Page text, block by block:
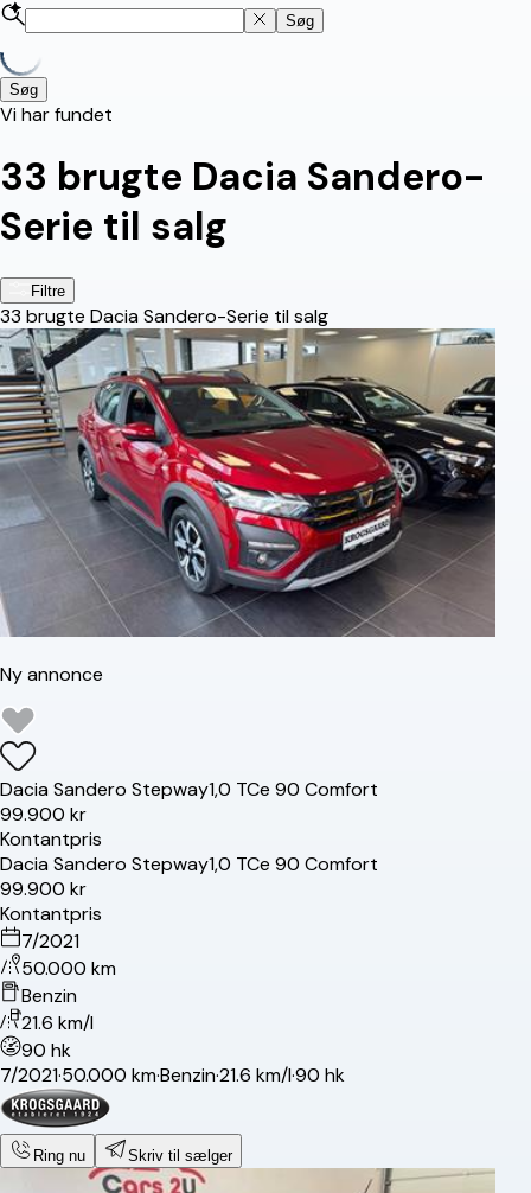
Søg
Søg
Vi har fundet
33 brugte Dacia Sandero-
Serie til salg
Filtre
33 brugte Dacia Sandero-Serie til salg
Ny annonce
DaciaSandero Stepway1,0 TCe 90 Comfort
99.900 kr
Kontantpris
DaciaSandero Stepway1,0 TCe 90 Comfort
99.900 kr
Kontantpris
7/2021
50.000 km
Benzin
21.6 km/l
90 hk
7/2021·50.000 km·Benzin·21.6 km/l·90 hk
Ring nu Skriv til sælger